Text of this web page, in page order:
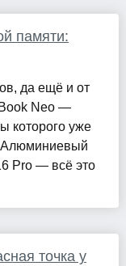
памяти:
да ещё и от
Neo —
которого уже
Алюминиевый
Pro — всё это
точка у